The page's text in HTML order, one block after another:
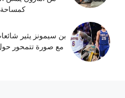
كمساحة
مع صورة تتمحور